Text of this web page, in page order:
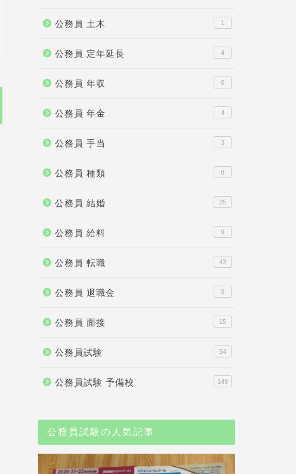
公務員 土木 1
公務員 定年延長 4
公務員 年収 6
公務員 年金 4
公務員 手当 3
公務員 種類 8
公務員 結婚 25
公務員 給料 9
公務員 転職 43
公務員 退職金 9
公務員 面接 15
公務員試験 54
公務員試験 予備校 149
公務員試験の人気記事